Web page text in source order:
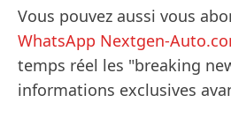
Vous pouvez aussi vous
WhatsApp Nextgen-
temps réel les "breaking
informations exclusives